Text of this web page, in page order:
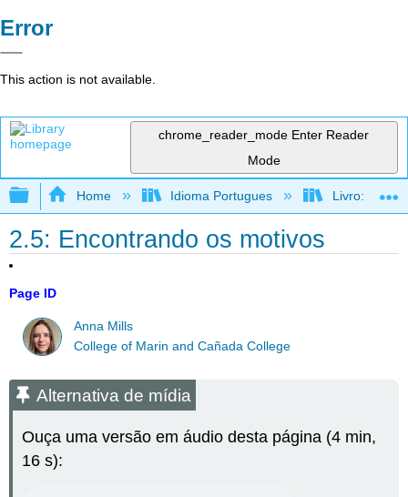
Error
This action is not available.
chrome_reader_mode Enter Reader
Mode
Expand/collapse global hierarchy
Home Idioma Portugues Livro: Como
2.5: Encontrando os motivos
Page ID
Anna Mills
College of Marin and Cañada College
Alternativa de mídia
Ouça uma versão em áudio desta página (4 min,
16 s):